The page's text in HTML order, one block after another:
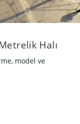
Halı
model ve